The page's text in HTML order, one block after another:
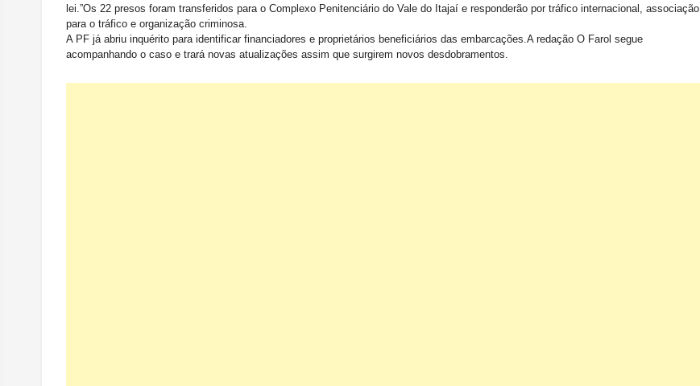
lei.”Os 22 presos foram transferidos para o Complexo Penitenciário do Vale do Itajaí e responderão por tráfico internacional, associação
para o tráfico e organização criminosa.
A PF já abriu inquérito para identificar financiadores e proprietários beneficiários das embarcações.A redação O Farol segue
acompanhando o caso e trará novas atualizações assim que surgirem novos desdobramentos.